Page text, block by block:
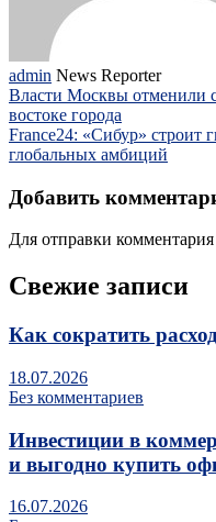
admin News Reporter
Власти Москвы отменили
востоке города
France24: «Сибур» строит
глобальных амбиций
Добавить
Для отправки
Свежие записи
Как сократить
18.07.2026
Без комментариев
Инвестиции в
и выгодно купить
16.07.2026